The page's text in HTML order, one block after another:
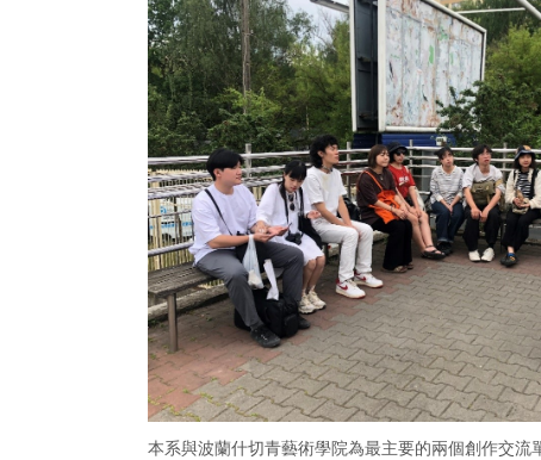
本系與波蘭什切青藝術學院為最主要的兩個創作交